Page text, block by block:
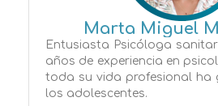
Marta Miguel
Entusiasta Psicóloga
años de experiencia en
toda su vida profesional ha
los adolescentes.